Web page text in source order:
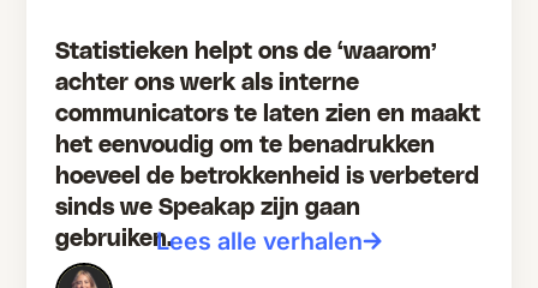
Statistieken helpt ons de ‘waarom’
achter ons werk als interne
communicators te laten zien en maakt
het eenvoudig om te benadrukken
hoeveel de betrokkenheid is verbeterd
sinds we Speakap zijn gaan
gebruiken.Lees alle verhalen